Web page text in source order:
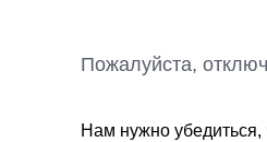
Пожалуйста,
Нам нужно убедиться,